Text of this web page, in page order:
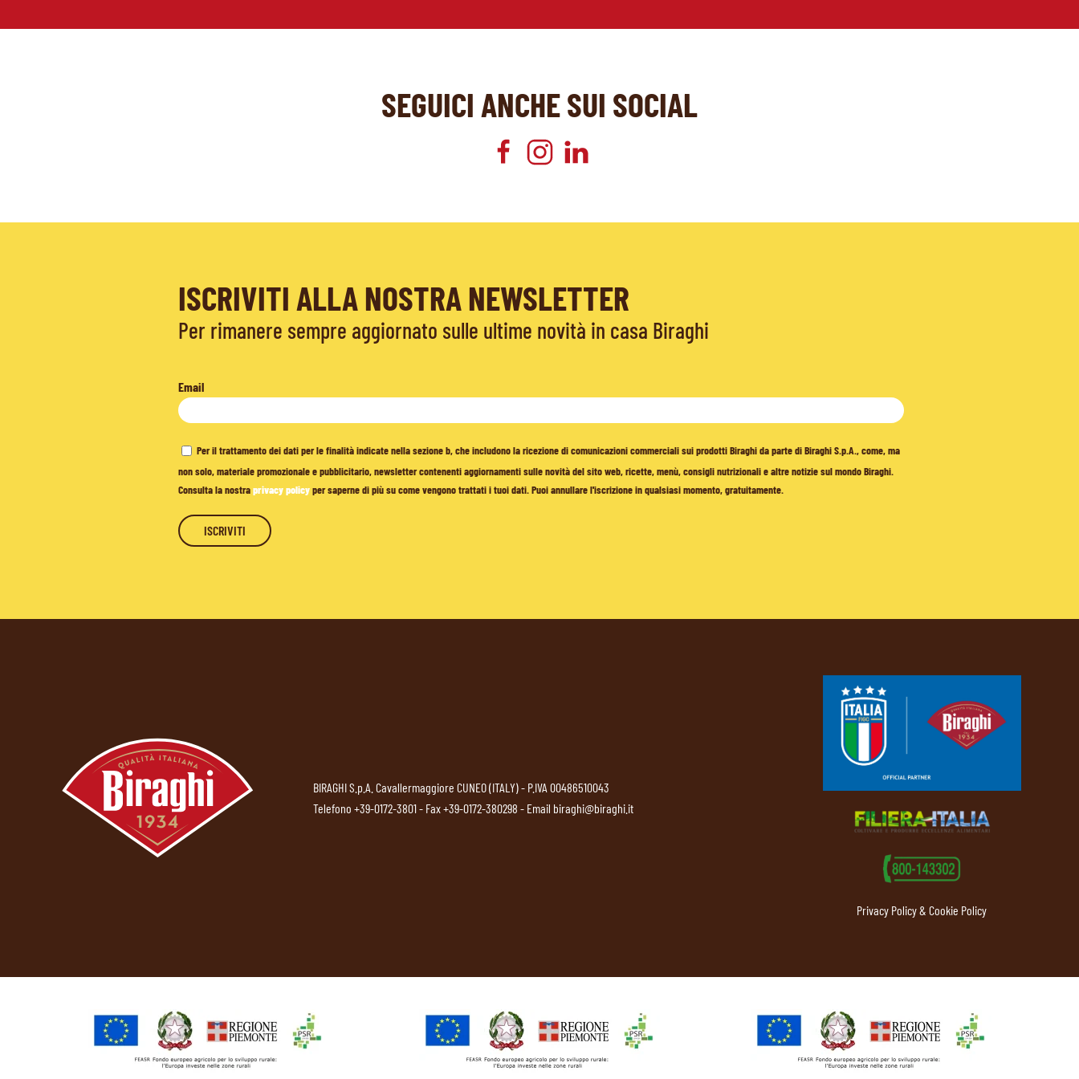
SEGUICI ANCHE SUI SOCIAL
ISCRIVITI ALLA NOSTRA NEWSLETTER
Per rimanere sempre aggiornato sulle ultime novità in casa Biraghi
Email
Per il trattamento dei dati per le finalità indicate nella sezione b, che includono la ricezione di comunicazioni commerciali sui prodotti Biraghi da parte di Biraghi S.p.A., come, ma
non solo, materiale promozionale e pubblicitario, newsletter contenenti aggiornamenti sulle novità del sito web, ricette, menù, consigli nutrizionali e altre notizie sul mondo Biraghi.
Consulta la nostraprivacy policyper saperne di più su come vengono trattati i tuoi dati. Puoi annullare l'iscrizione in qualsiasi momento, gratuitamente.
BIRAGHI S.p.A. Cavallermaggiore CUNEO (ITALY) - P.IVA 00486510043
Telefono +39-0172-3801- Fax +39-0172-380298 - Email biraghi@biraghi.it
Privacy Policy & Cookie Policy